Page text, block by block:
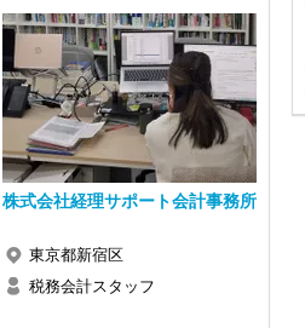
株式会社経理サポート会計事務所
東京都新宿区
税務会計スタッフ